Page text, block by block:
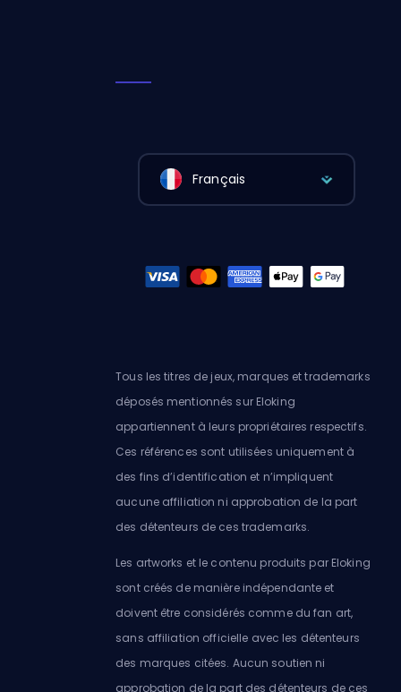
Français
Tous les titres de jeux, marques et trademarks
déposés mentionnés sur Eloking
appartiennent à leurs propriétaires respectifs.
Ces références sont utilisées uniquement à
des fins d’identification et n’impliquent
aucune affiliation ni approbation de la part
des détenteurs de ces trademarks.
Les artworks et le contenu produits par Eloking
sont créés de manière indépendante et
doivent être considérés comme du fan art,
sans affiliation officielle avec les détenteurs
des marques citées. Aucun soutien ni
approbation de la part des détenteurs de ces